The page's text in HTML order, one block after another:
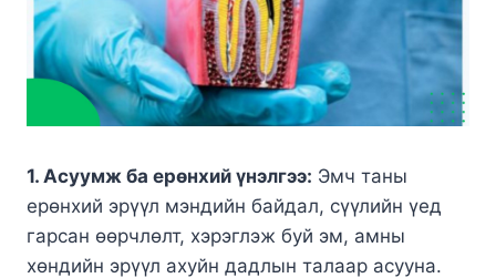
1. Асуумж ба ерөнхий үнэлгээ: Эмч таны
ерөнхий эрүүл мэндийн байдал, сүүлийн үед
гарсан өөрчлөлт, хэрэглэж буй эм, амны
хөндийн эрүүл ахуйн дадлын талаар асууна.